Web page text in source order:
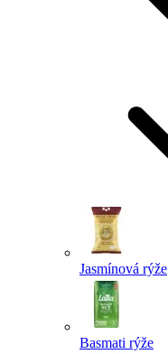
Jasmínová rýže
Basmati rýže